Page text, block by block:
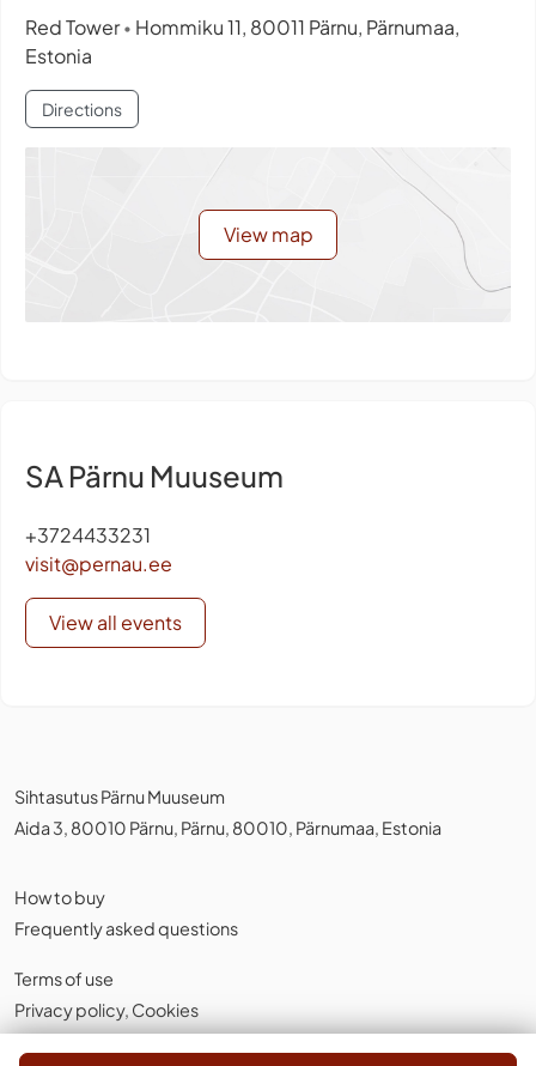
Red Tower• Hommiku 11, 80011 Pärnu, Pärnumaa,
Estonia
Directions
View map
SA Pärnu Muuseum
+3724433231
visit@pernau.ee
View all events
Sihtasutus Pärnu Muuseum
Aida 3, 80010 Pärnu, Pärnu, 80010, Pärnumaa, Estonia
How to buy
Frequently asked questions
Terms of use
Privacy policy, Cookies